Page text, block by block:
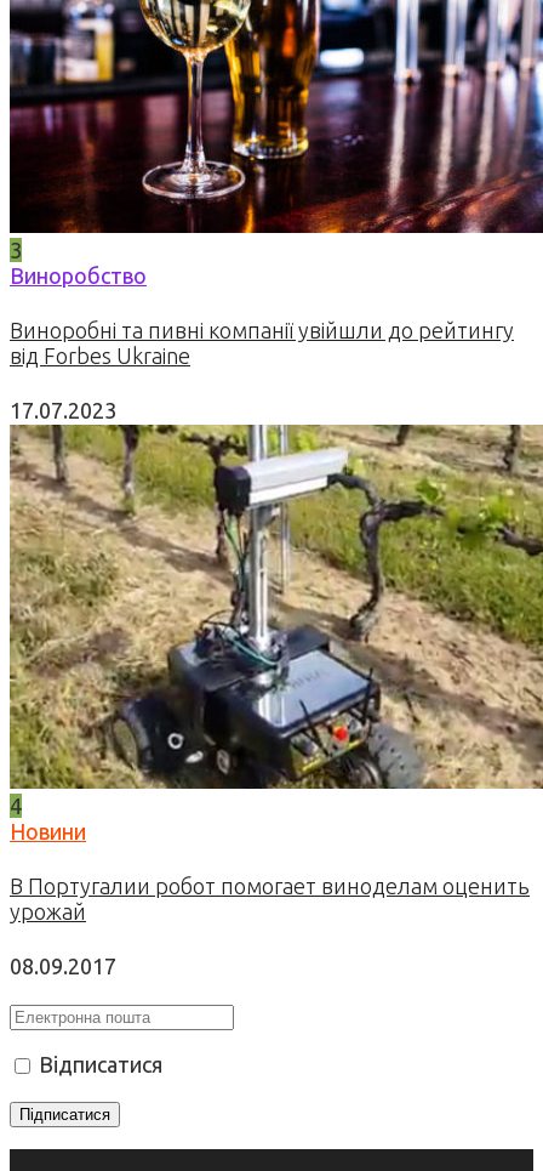
3
Виноробство
Виноробні та пивні компанії увійшли до рейтингу
від Forbes Ukraine
17.07.2023
4
Новини
В Португалии робот помогает виноделам оценить
урожай
08.09.2017
Відписатися